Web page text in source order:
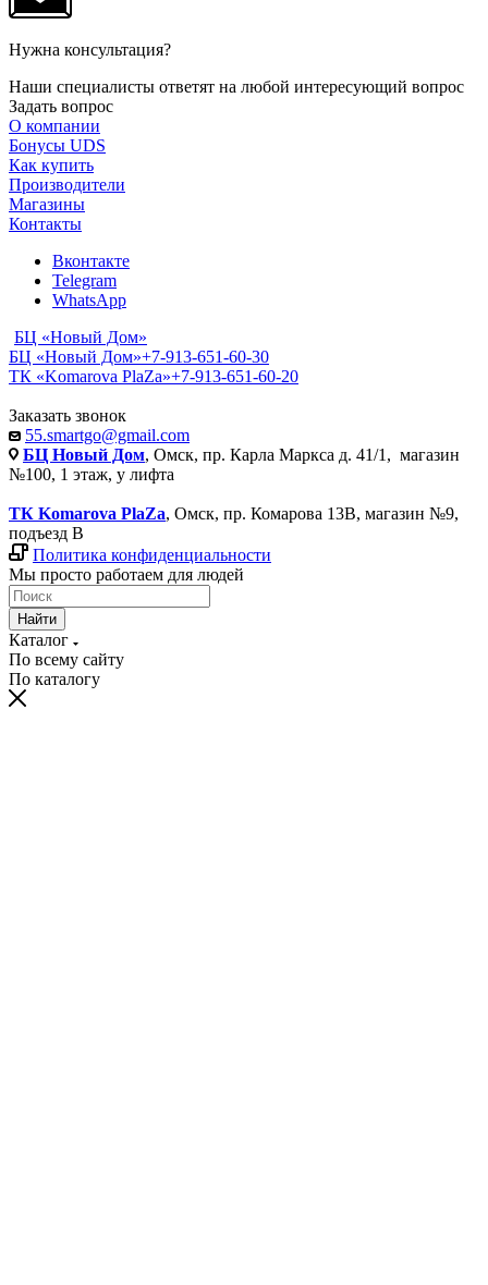
Нужна консультация?
Наши специалисты ответят на любой интересующий вопрос
Задать вопрос
О компании
Бонусы UDS
Как купить
Производители
Магазины
Контакты
Вконтакте
Telegram
WhatsApp
БЦ «Новый Дом»
БЦ «Новый Дом»+7-913-651-60-30
ТК «Komarova PlaZa»+7-913-651-60-20
Заказать звонок
55.smartgo@gmail.com
БЦ Новый Дом, Омск, пр. Карла Маркса д. 41/1, магазин
№100, 1 этаж, у лифта
ТК Komarova PlaZa, Омск, пр. Комарова 13В, магазин №9,
подъезд В
Политика конфиденциальности
Мы просто работаем для людей
Найти
Каталог
По всему сайту
По каталогу